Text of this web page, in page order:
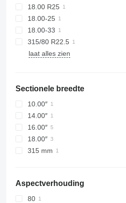
18.00 R25
18.00-25
18.00-33
315/80 R22.5
laat alles zien
Sectionele breedte
10.00″
14.00″
16.00″
18.00″
315 mm
Aspectverhouding
80